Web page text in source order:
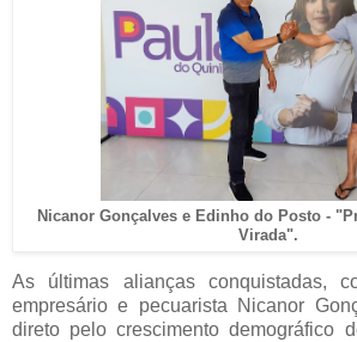
Nicanor Gonçalves e Edinho do Posto -
Virada".
As últimas alianças conquistadas,
empresário e pecuarista Nicanor
direto pelo crescimento demográfico